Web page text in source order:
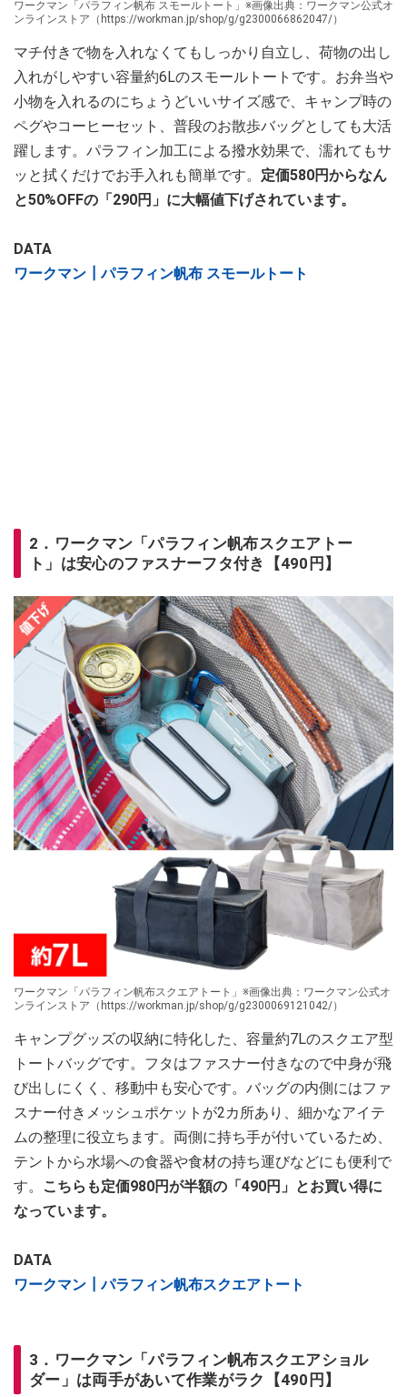
ワークマン「パラフィン帆布 スモールトート」※画像出典：ワークマン公式オ
ンラインストア（https://workman.jp/shop/g/g2300066862047/）
マチ付きで物を入れなくてもしっかり自立し、荷物の出し
入れがしやすい容量約6Lのスモールトートです。お弁当や
小物を入れるのにちょうどいいサイズ感で、キャンプ時の
ペグやコーヒーセット、普段のお散歩バッグとしても大活
躍します。パラフィン加工による撥水効果で、濡れてもサ
ッと拭くだけでお手入れも簡単です。 定価580円からなん
と50%OFFの「290円」に大幅値下げされています。
DATA
ワークマン┃パラフィン帆布 スモールトート
2．ワークマン「パラフィン帆布スクエアトー
ト」は安心のファスナーフタ付き【490円】
ワークマン「パラフィン帆布スクエアトート」※画像出典：ワークマン公式オ
ンラインストア（https://workman.jp/shop/g/g2300069121042/）
キャンプグッズの収納に特化した、容量約7Lのスクエア型
トートバッグです。フタはファスナー付きなので中身が飛
び出しにくく、移動中も安心です。バッグの内側にはファ
スナー付きメッシュポケットが2カ所あり、細かなアイテ
ムの整理に役立ちます。両側に持ち手が付いているため、
テントから水場への食器や食材の持ち運びなどにも便利で
す。
こちらも定価980円が半額の「490円」とお買い得に
なっています。
DATA
ワークマン┃パラフィン帆布スクエアトート
3．ワークマン「パラフィン帆布スクエアショル
ダー」は両手があいて作業がラク【490円】